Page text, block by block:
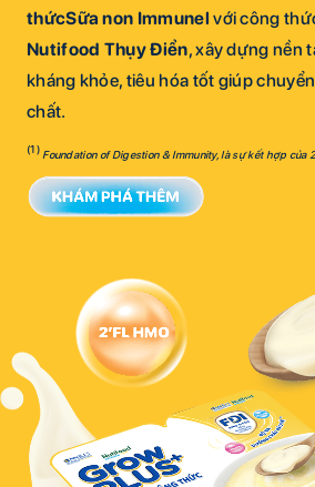
thứcSữa non Immunel với công
Nutifood Thụy Điển, xây dựng nền
kháng khỏe, tiêu hóa tốt giúp
chất.
(1) Foundation of Digestion & Immunity, là sự kết hợp của